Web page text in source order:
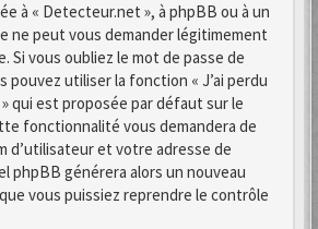
à « Detecteur.net », à phpBB ou à un
ne peut vous demander légitimement
Si vous oubliez le mot de passe de
pouvez utiliser la fonction « J’ai perdu
qui est proposée par défaut sur le
fonctionnalité vous demandera de
d’utilisateur et votre adresse de
phpBB générera alors un nouveau
vous puissiez reprendre le contrôle